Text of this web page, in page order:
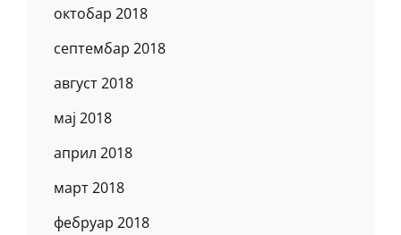
октобар 2018
септембар 2018
август 2018
мај 2018
април 2018
март 2018
фебруар 2018